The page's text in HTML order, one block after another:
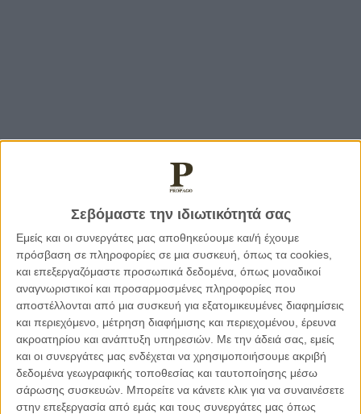
Σεβόμαστε την ιδιωτικότητά σας
Εμείς και οι συνεργάτες μας αποθηκεύουμε και/ή έχουμε
πρόσβαση σε πληροφορίες σε μια συσκευή, όπως τα cookies,
και επεξεργαζόμαστε προσωπικά δεδομένα, όπως μοναδικοί
αναγνωριστικοί και προσαρμοσμένες πληροφορίες που
αποστέλλονται από μια συσκευή για εξατομικευμένες διαφημίσεις
και περιεχόμενο, μέτρηση διαφήμισης και περιεχομένου, έρευνα
ακροατηρίου και ανάπτυξη υπηρεσιών. Με την άδειά σας, εμείς
και οι συνεργάτες μας ενδέχεται να χρησιμοποιήσουμε ακριβή
δεδομένα γεωγραφικής τοποθεσίας και ταυτοποίησης μέσω
σάρωσης συσκευών. Μπορείτε να κάνετε κλικ για να συναινέσετε
στην επεξεργασία από εμάς και τους συνεργάτες μας όπως